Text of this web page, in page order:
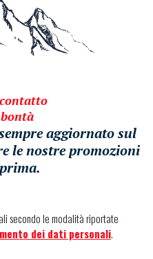
aggiornato sul
le nostre promozioni
secondo le modalità riportate
dei dati personali.